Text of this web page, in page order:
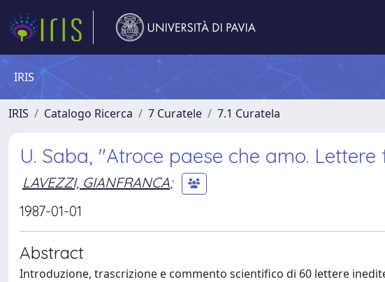
IRIS
IRIS Catalogo Ricerca 7 Curatele 7.1 Curatela
U. Saba, "Atroce paese che amo.
LAVEZZI, GIANFRANCA;
1987-01-01
Abstract
Introduzione, trascrizione e commento scientifico di 60 lettere